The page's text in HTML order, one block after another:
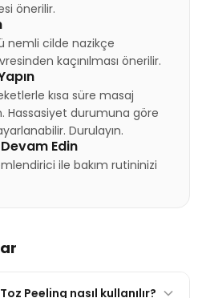
önerilir.
nemli cilde nazikçe
kaçınılması önerilir.
kısa süre masaj
Hassasiyet durumuna göre
Durulayın.
Edin
ile bakım rutininizi
Peeling nasıl kullanılır?